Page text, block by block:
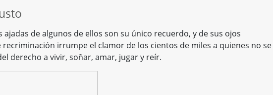
de algunos de ellos son su único recuerdo, y de sus ojos
irrumpe el clamor de los cientos de miles a quienes no se
derecho a vivir, soñar, amar, jugar y reír.